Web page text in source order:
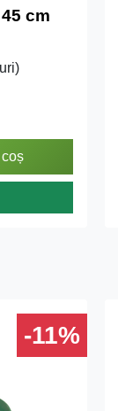
cm
-11%